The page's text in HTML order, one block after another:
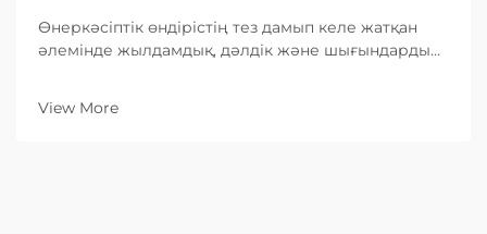
Өнеркәсіптік өндірістің тез дамып келе жатқан
әлемінде жылдамдық, дәлдік және шығындардың
бағытталған B2B кәсіпорындар үшін дұрыс
View More